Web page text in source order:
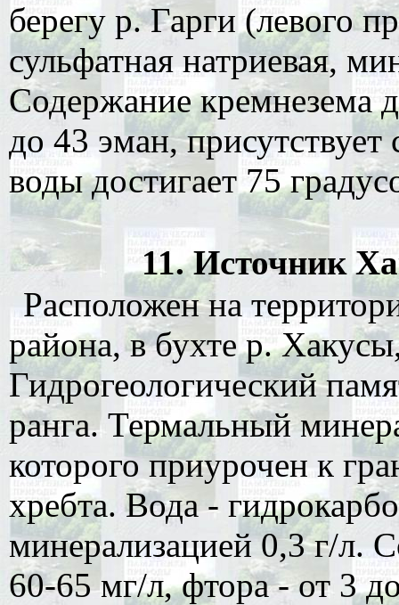
берегу р. Гарги (левого
сульфатная натриевая,
Содержание кремнезема
до 43 эман,
воды достигает 75
11. Источник
Расположен на
района, в бухте р.
Гидрогеологический
ранга. Термальный
которого приурочен к
хребта. Вода -
минерализацией 0,3 г/л.
60-65 мг/л, фтора - от 3